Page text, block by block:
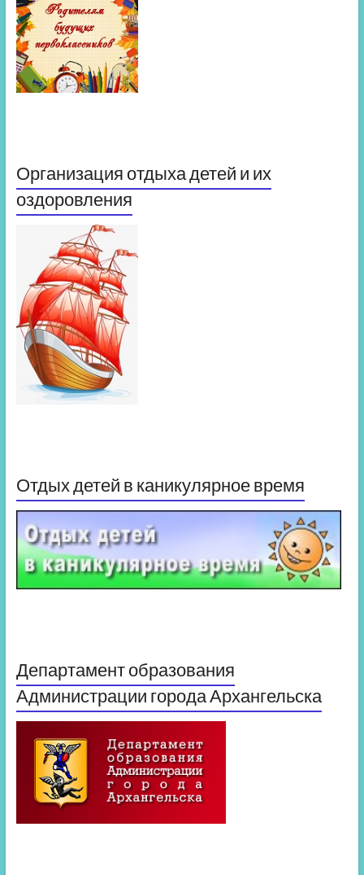
Организация отдыха детей и их
оздоровления
Отдых детей в каникулярное время
Департамент образования
Администрации города Архангельска